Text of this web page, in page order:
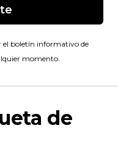
boletín informativo de
momento.
de